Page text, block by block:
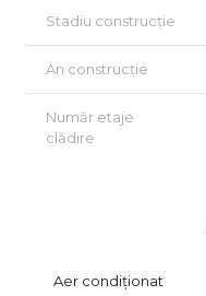
Stadiu construcție
An construcție
Număr etaje
clădire
Aer condiționat